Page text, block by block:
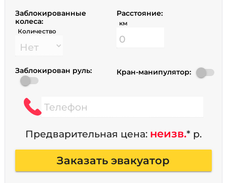
Заблокированные
колеса:
Количество
Расстояние:
км
Заблокирован руль: Кран-манипулятор:
Телефон
Предварительная цена: неизв.* р.
Заказать эвакуатор